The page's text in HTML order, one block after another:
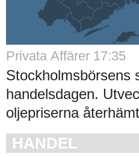
Privata Affärer 17:35
Stockholmsbörsens
handelsdagen.
oljepriserna
HANDEL